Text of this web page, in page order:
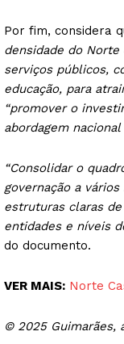
Por fim, considera
densidade do
serviços públicos,
educação, para
“promover o
abordagem
“Consolidar o
governação a
estruturas claras
entidades e níveis
do documento.
VER MAIS: Norte
© 2025 Guimarães,